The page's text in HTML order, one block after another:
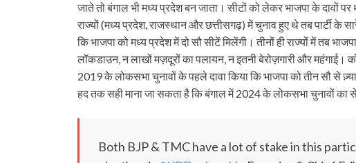
जाते तो बंगाल भी मध्य प्रदेश बन जाता। सीटों को लेकर भाजपा के दावों
राज्यों (मध्य प्रदेश, राजस्थान और छत्तीसगढ़) में चुनाव हुए थे तब पार्टी के
कि भाजपा को मध्य प्रदेश में दो सौ सीटें मिलेंगी। तीनों ही राज्यों में तब
लॉकडाउन, न लाखों मज़दूरों का पलायन, न इतनी बेरोज़गारी और महंगाई।
2019 के लोकसभा चुनावों के पहले दावा किया कि भाजपा को तीन सौ से
हद तक सही माना जा सकता है कि बंगाल में 2024 के लोकसभा चुनावों का
Both BJP & TMC have a lot of stake in this